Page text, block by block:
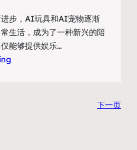
步，AI玩具和AI宠物逐渐
生活，成为了一种新兴的陪
能够提供娱乐…
下一页